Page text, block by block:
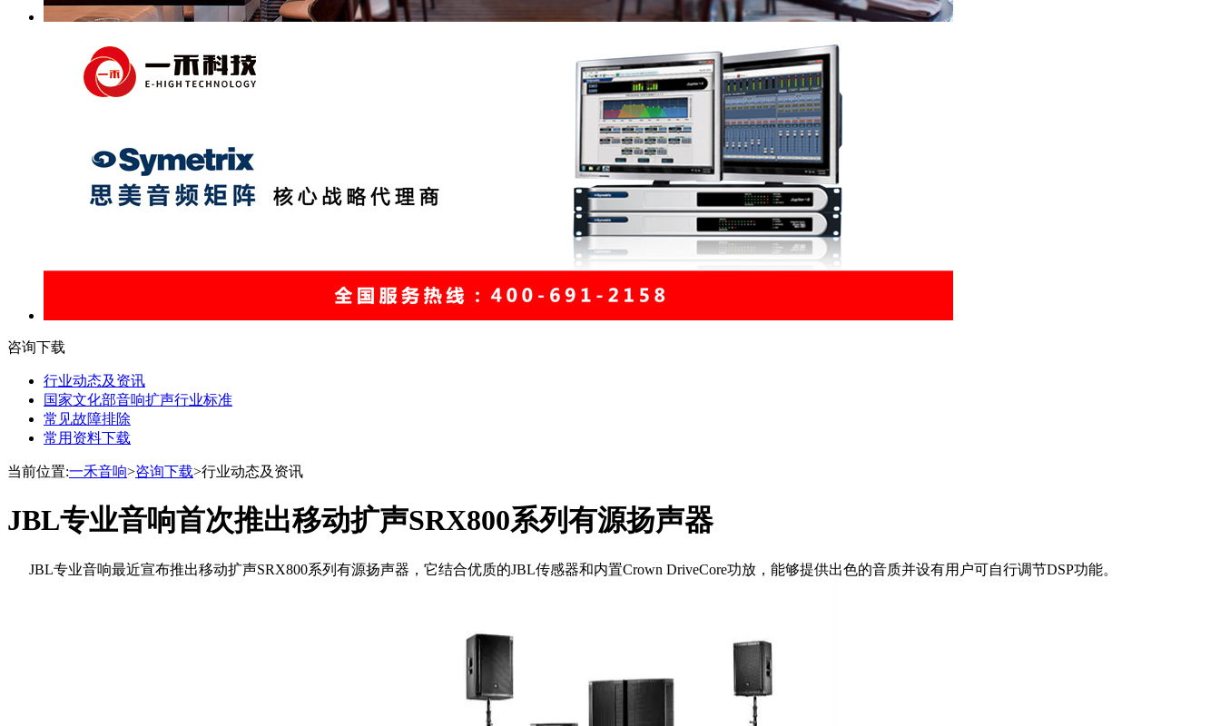
咨询下载
行业动态及资讯
国家文化部音响扩声行业标准
常见故障排除
常用资料下载
当前位置:一禾音响>咨询下载>行业动态及资讯
JBL专业音响首次推出移动扩声SRX800系列有源扬声器
JBL专业音响最近宣布推出移动扩声SRX800系列有源扬声器，它结合优质的JBL传感器和内置Crown DriveCore功放，能够提供出色的音质并设有用户可自行调节DSP功能。